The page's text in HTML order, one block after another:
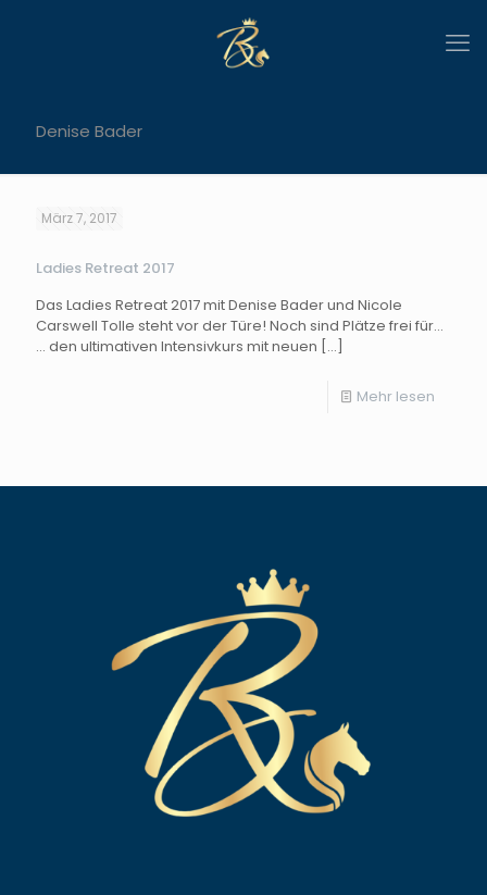
Denise Bader
März 7, 2017
Ladies Retreat 2017
Das Ladies Retreat 2017 mit Denise Bader und Nicole
Carswell Tolle steht vor der Türe! Noch sind Plätze frei für…
… den ultimativen Intensivkurs mit neuen […]
Mehr lesen